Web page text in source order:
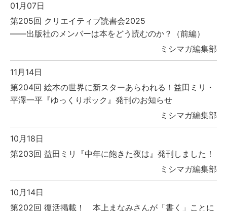
01月07日
第205回 クリエイティブ読書会2025
――出版社のメンバーは本をどう読むのか？（前編）
ミシマガ編集部
11月14日
第204回 絵本の世界に新スターあらわれる！益田ミリ・
平澤一平『ゆっくりポック』発刊のお知らせ
ミシマガ編集部
10月18日
第203回 益田ミリ『中年に飽きた夜は』発刊しました！
ミシマガ編集部
10月14日
第202回 復活掲載！ 本上まなみさんが「書く」ことに